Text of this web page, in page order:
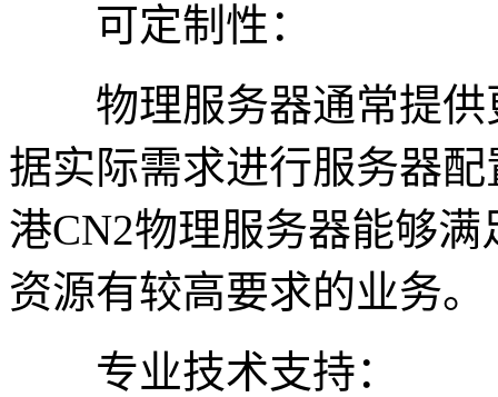
可定制性：
物理服务器通常提供
据实际需求进行服务器
港CN2物理服务器能够
资源有较高要求的业务。
专业技术支持：